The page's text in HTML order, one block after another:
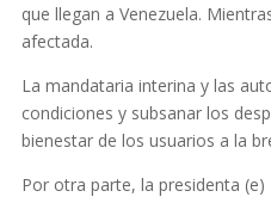
que llegan a Venezuela.
afectada.
La mandataria interina y las
condiciones y subsanar los
bienestar de los usuarios a la
Por otra parte, la presidenta